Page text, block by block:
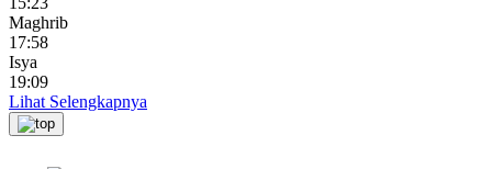
Maghrib
17:58
Isya
19:09
Lihat Selengkapnya